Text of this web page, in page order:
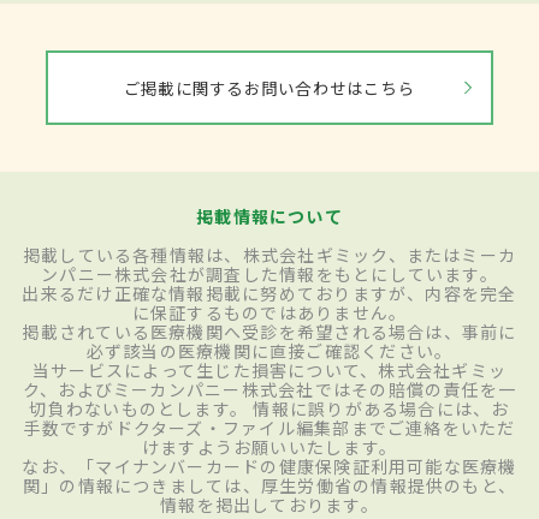
ご掲載に関するお問い合わせはこちら
掲載情報について
掲載している各種情報は、株式会社ギミック、またはミーカ
ンパニー株式会社が調査した情報をもとにしています。
出来るだけ正確な情報掲載に努めておりますが、内容を完全
に保証するものではありません。
掲載されている医療機関へ受診を希望される場合は、事前に
必ず該当の医療機関に直接ご確認ください。
当サービスによって生じた損害について、株式会社ギミッ
ク、およびミーカンパニー株式会社ではその賠償の責任を一
切負わないものとします。 情報に誤りがある場合には、お
手数ですがドクターズ・ファイル編集部までご連絡をいただ
けますようお願いいたします。
なお、「マイナンバーカードの健康保険証利用可能な医療機
関」の情報につきましては、厚生労働省の情報提供のもと、
情報を掲出しております。